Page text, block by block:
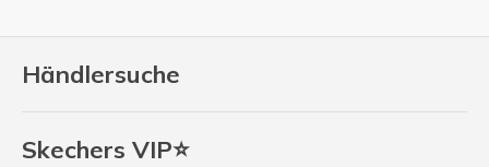
Händlersuche
Skechers VIP⭐